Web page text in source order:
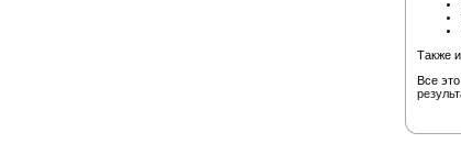
Также
Все